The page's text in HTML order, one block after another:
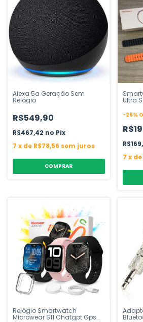
Alexa 5a Geração Sem
Relógio
R$549,90
R$467,42
Pix
7 x de R$78,56 sem juros
COMPRAR
Ultra
-26%
7 x de
Relógio Smartwatch
Microwear S11 Chatgpt Gps